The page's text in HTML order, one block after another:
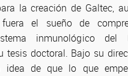
la creación de Galtec,
el sueño de
inmunológico del
tesis doctoral. Bajo su
idea de que lo que